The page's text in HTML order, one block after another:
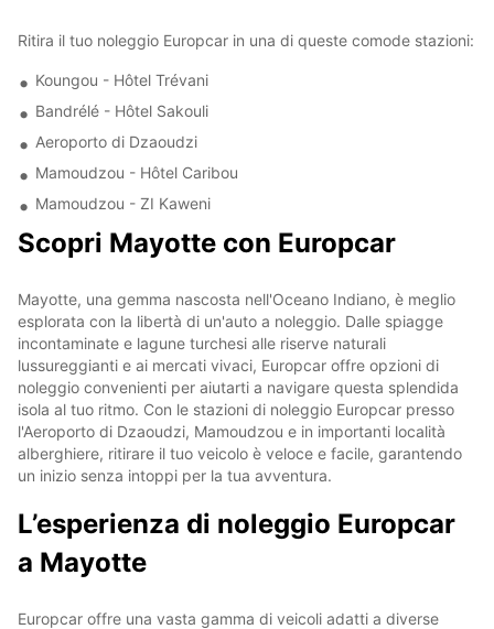
Ritira il tuo noleggio Europcar in una di queste comode stazioni:
Koungou - Hôtel Trévani
Bandrélé - Hôtel Sakouli
Aeroporto di Dzaoudzi
Mamoudzou - Hôtel Caribou
Mamoudzou - ZI Kaweni
Scopri Mayotte con Europcar
Mayotte, una gemma nascosta nell'Oceano Indiano, è meglio
esplorata con la libertà di un'auto a noleggio. Dalle spiagge
incontaminate e lagune turchesi alle riserve naturali
lussureggianti e ai mercati vivaci, Europcar offre opzioni di
noleggio convenienti per aiutarti a navigare questa splendida
isola al tuo ritmo. Con le stazioni di noleggio Europcar presso
l'Aeroporto di Dzaoudzi, Mamoudzou e in importanti località
alberghiere, ritirare il tuo veicolo è veloce e facile, garantendo
un inizio senza intoppi per la tua avventura.
L’esperienza di noleggio Europcar
a Mayotte
Europcar offre una vasta gamma di veicoli adatti a diverse